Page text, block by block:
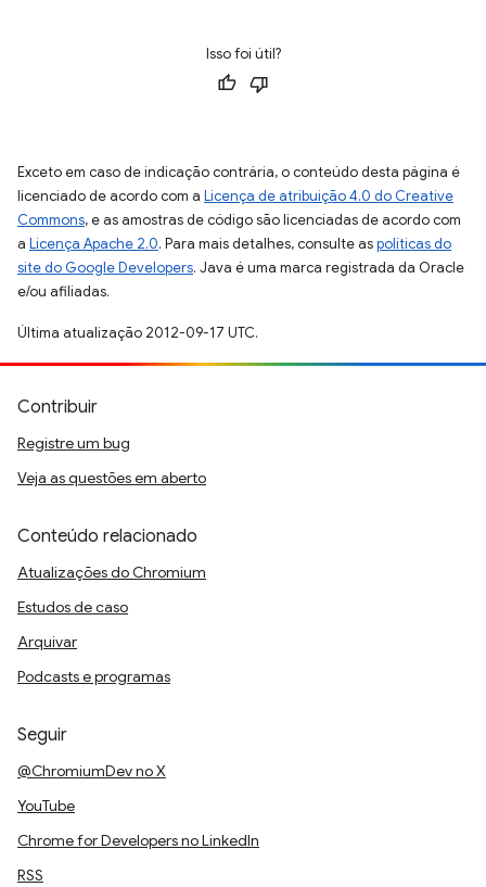
Isso foi útil?
Exceto em caso de indicação contrária, o conteúdo desta página é
licenciado de acordo com a Licença de atribuição 4.0 do Creative
Commons, e as amostras de código são licenciadas de acordo com
a Licença Apache 2.0. Para mais detalhes, consulte aspolíticas do
site do Google Developers. Java é uma marca registrada da Oracle
e/ou afiliadas.
Última atualização 2012-09-17 UTC.
Contribuir
Registre um bug
Veja as questões em aberto
Conteúdo relacionado
Atualizações do Chromium
Estudos de caso
Arquivar
Podcasts e programas
Seguir
@ChromiumDev no X
YouTube
Chrome for Developers no LinkedIn
RSS